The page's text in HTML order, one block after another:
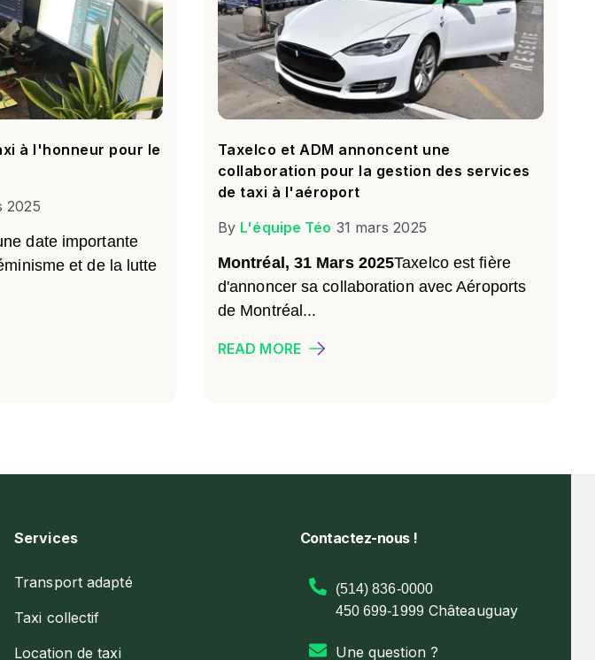
à l'honneur pour le
2025
date importante
et de la lutte
Taxelco et ADM annoncent une
collaboration pour la gestion des services
de taxi à l'aéroport
By L'équipe Téo 31 mars 2025
Montréal, 31 Mars 2025Taxelco est fière
d'annoncer sa collaboration avec Aéroports
de Montréal...
READ MORE
Services
Transport adapté
Taxi collectif
Location de taxi
Contactez-nous !
(514) 836-0000
450 699-1999 Châteauguay
Une question ?